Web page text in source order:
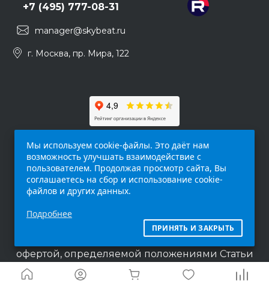
+7 (495) 777-08-31
manager@skybeat.ru
г. Москва, пр. Мира, 122
интернет-сайт (
исключительно информационный характер и
ни при каких условиях не является публичной
офертой, определяемой положениями Статьи
437 п.2 Гражданского кодекса Российской
Федерации.
Мы используем cookie-файлы. Это даёт нам
возможность улучшать взаимодействие с
пользователем. Продолжая просмотр сайта, Вы
соглашаетесь на сбор и использование cookie-
файлов и других данных.
Подробнее
ПРИНЯТЬ И ЗАКРЫТЬ